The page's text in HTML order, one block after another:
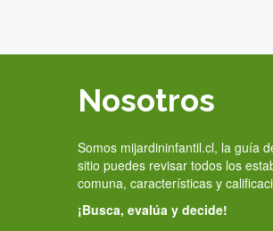
Nosotros
Somos mijardininfantil.cl, la guía
sitio puedes revisar todos los
comuna, características y
¡Busca, evalúa y decide!